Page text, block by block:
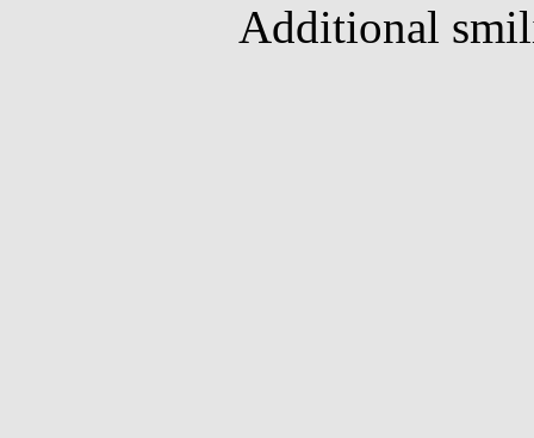
Additional